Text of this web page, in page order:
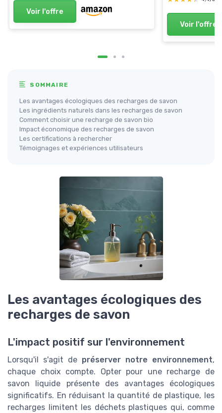
Voir l'offre
Voir l'offre
SOMMAIRE
Les avantages écologiques des recharges de savon
Les ingrédients naturels dans les recharges de savon
Comment choisir une recharge de savon bio
Impact économique des recharges de savon
Les certifications à rechercher
Témoignages et expériences utilisateurs
Les avantages écologiques des
recharges de savon
L'impact positif sur l'environnement
Lorsqu'il s'agit de préserver notre environnement,
chaque choix compte. Opter pour une recharge de
savon liquide présente des avantages écologiques
significatifs. En réduisant la quantité de plastique, les
recharges limitent les déchets plastiques qui, comme